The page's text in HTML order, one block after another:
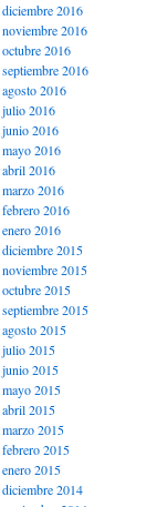
diciembre 2016
noviembre 2016
octubre 2016
septiembre 2016
agosto 2016
julio 2016
junio 2016
mayo 2016
abril 2016
marzo 2016
febrero 2016
enero 2016
diciembre 2015
noviembre 2015
octubre 2015
septiembre 2015
agosto 2015
julio 2015
junio 2015
mayo 2015
abril 2015
marzo 2015
febrero 2015
enero 2015
diciembre 2014